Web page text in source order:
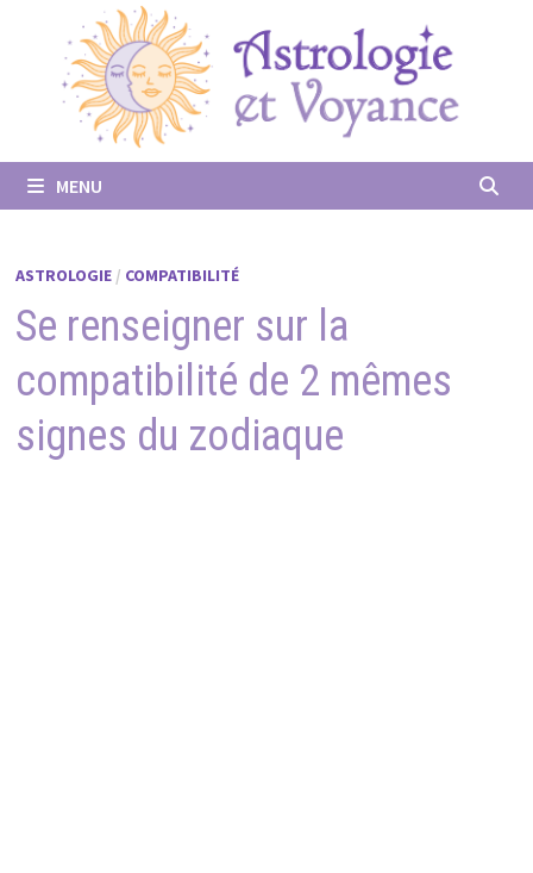
contenu
MENU
ASTROLOGIE/ COMPATIBILITÉ
Se renseigner sur la
compatibilité de 2 mêmes
signes du zodiaque